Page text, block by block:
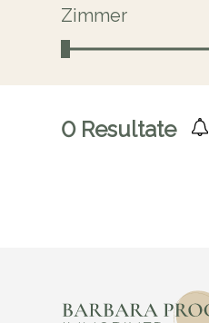
Zimmer
0Resultate